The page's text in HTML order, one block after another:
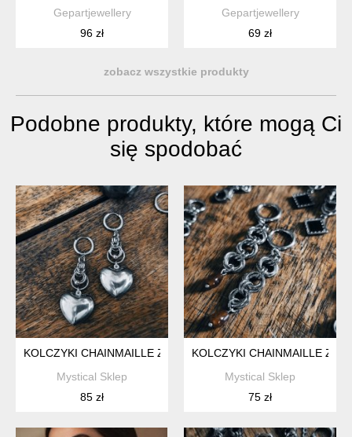
Gepartjewellery
96 zł
Gepartjewellery
69 zł
zobacz wszystkie produkty
Podobne produkty, które mogą Ci
się spodobać
KOLCZYKI CHAINMAILLE Z SERCEM ZE STALI
Mystical Sklep
85 zł
KOLCZYKI CHAINMAILLE Z
Mystical Sklep
75 zł